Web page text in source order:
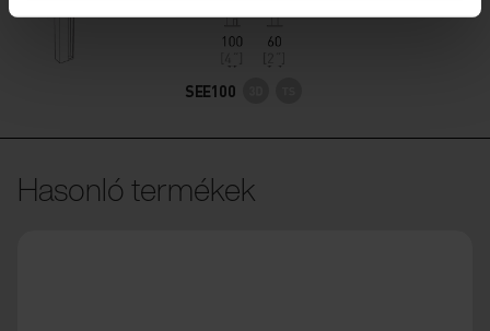
SEE100
Hasonló termékek